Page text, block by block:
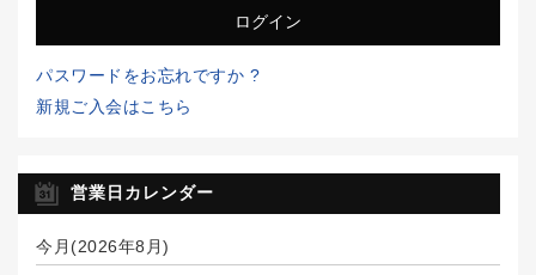
パスワードをお忘れですか ?
新規ご入会はこちら
営業日カレンダー
今月(2026年8月)